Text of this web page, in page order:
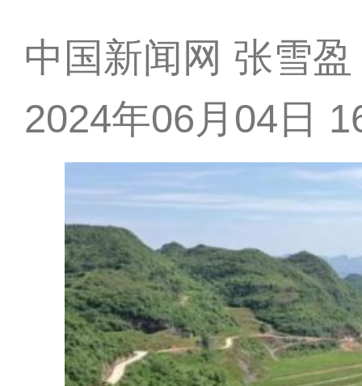
中国新闻网 张雪盈
2024年06月04日